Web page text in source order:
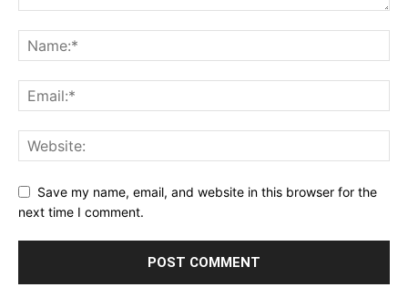
Save my name, email, and website in this browser for the
next time I comment.